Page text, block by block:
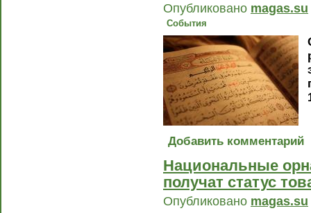
Опубликовано magas.su
События
Добавить комментарий
Национальные
получат статус
Опубликовано magas.su